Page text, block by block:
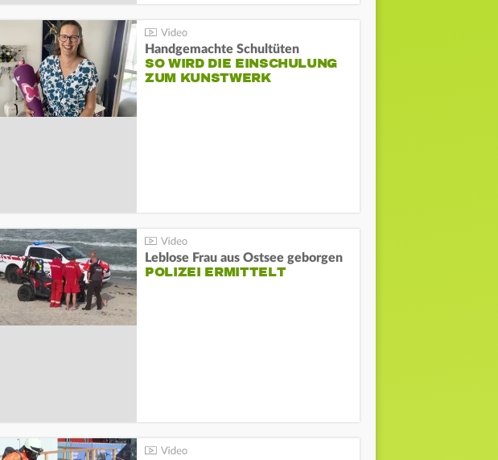
Handgemachte Schultüten
SO WIRD DIE EINSCHULUNG
ZUM KUNSTWERK
Leblose Frau aus Ostsee geborgen
POLIZEI ERMITTELT